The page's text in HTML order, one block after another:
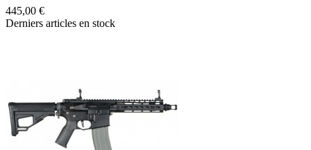
445,00 €
Derniers articles en stock